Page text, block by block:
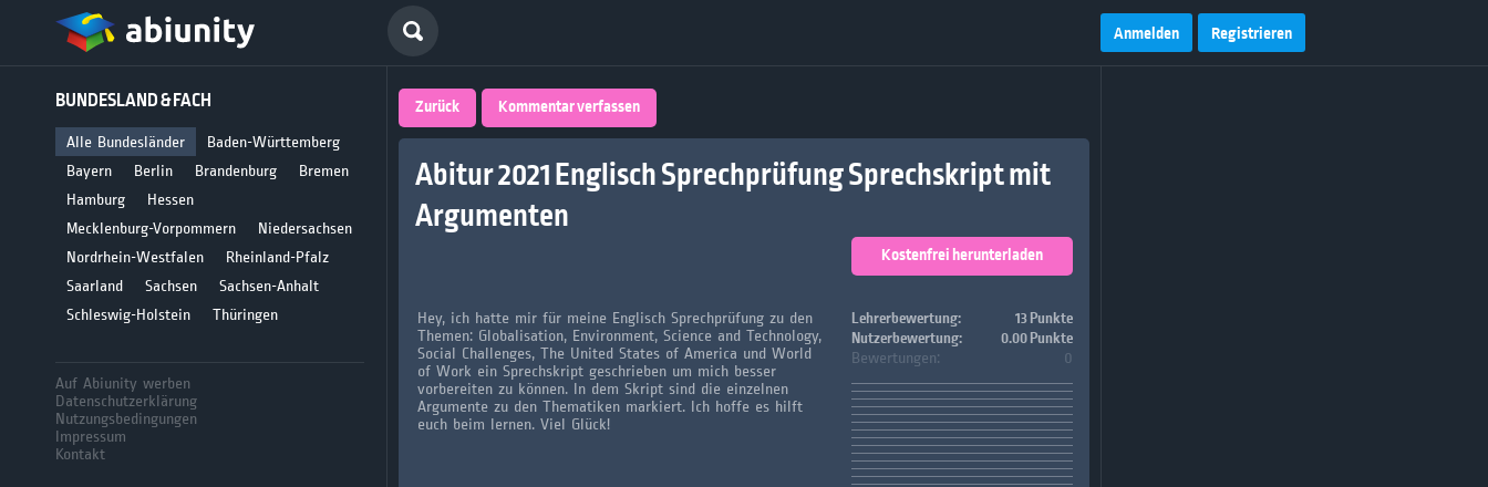
Anmelden Registrieren
BUNDESLAND & FACH
Alle Bundesländer
Baden-Württemberg
Bayern
Berlin Brandenburg
Bremen
Hamburg
Hessen
Mecklenburg-Vorpommern
Niedersachsen
Nordrhein-Westfalen
Rheinland-Pfalz
Saarland
Sachsen
Sachsen-Anhalt
Schleswig-Holstein
Thüringen
Auf Abiunity werben
Datenschutzerklärung
Nutzungsbedingungen
Impressum
Kontakt
Deutschlands
größte Plattform
für Abiturienten
Zurück Kommentar verfassen
Abitur 2021 Englisch Sprechprüfung Sprechskript mit
Argumenten
Kostenfrei herunterladen
Lehrerbewertung:
13 Punkte
Nutzerbewertung:
0.00 Punkte
Bewertungen: 0
Hey, ich hatte mir für meine Englisch Sprechprüfung zu den
Themen: Globalisation, Environment, Science and Technology,
Social Challenges, The United States of America und World
of Work ein Sprechskript geschrieben um mich besser
vorbereiten zu können. In dem Skript sind die einzelnen
Argumente zu den Thematiken markiert. Ich hoffe es hilft
euch beim lernen. Viel Glück!